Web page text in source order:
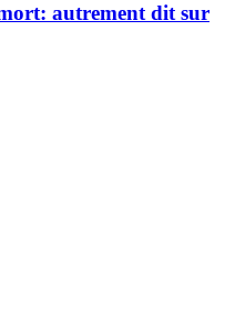
autrement dit sur